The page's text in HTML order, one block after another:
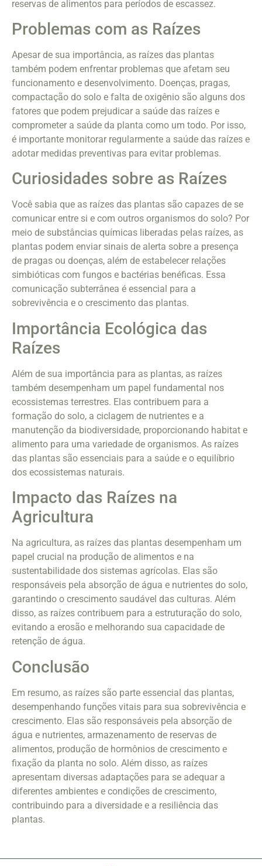
reservas de alimentos para períodos de escassez.
Problemas com as Raízes
Apesar de sua importância, as raízes das plantas
também podem enfrentar problemas que afetam seu
funcionamento e desenvolvimento. Doenças, pragas,
compactação do solo e falta de oxigênio são alguns dos
fatores que podem prejudicar a saúde das raízes e
comprometer a saúde da planta como um todo. Por isso,
é importante monitorar regularmente a saúde das raízes e
adotar medidas preventivas para evitar problemas.
Curiosidades sobre as Raízes
Você sabia que as raízes das plantas são capazes de se
comunicar entre si e com outros organismos do solo? Por
meio de substâncias químicas liberadas pelas raízes, as
plantas podem enviar sinais de alerta sobre a presença
de pragas ou doenças, além de estabelecer relações
simbióticas com fungos e bactérias benéficas. Essa
comunicação subterrânea é essencial para a
sobrevivência e o crescimento das plantas.
Importância Ecológica das
Raízes
Além de sua importância para as plantas, as raízes
também desempenham um papel fundamental nos
ecossistemas terrestres. Elas contribuem para a
formação do solo, a ciclagem de nutrientes e a
manutenção da biodiversidade, proporcionando habitat e
alimento para uma variedade de organismos. As raízes
das plantas são essenciais para a saúde e o equilíbrio
dos ecossistemas naturais.
Impacto das Raízes na
Agricultura
Na agricultura, as raízes das plantas desempenham um
papel crucial na produção de alimentos e na
sustentabilidade dos sistemas agrícolas. Elas são
responsáveis pela absorção de água e nutrientes do solo,
garantindo o crescimento saudável das culturas. Além
disso, as raízes contribuem para a estruturação do solo,
evitando a erosão e melhorando sua capacidade de
retenção de água.
Conclusão
Em resumo, as raízes são parte essencial das plantas,
desempenhando funções vitais para sua sobrevivência e
crescimento. Elas são responsáveis pela absorção de
água e nutrientes, armazenamento de reservas de
alimentos, produção de hormônios de crescimento e
fixação da planta no solo. Além disso, as raízes
apresentam diversas adaptações para se adequar a
diferentes ambientes e condições de crescimento,
contribuindo para a diversidade e a resiliência das
plantas.